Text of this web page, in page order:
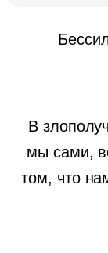
В
мы сами,
том, что